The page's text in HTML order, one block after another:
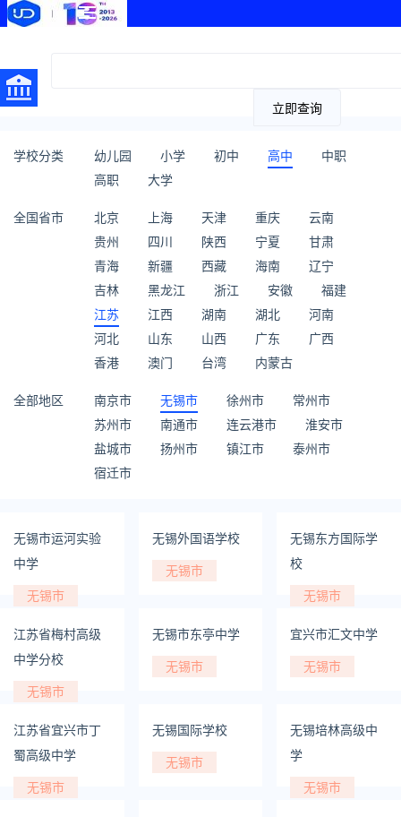
立即查询
学校分类 幼儿园 小学 初中 高中
中职
高职
大学
全国省市 北京 上海 天津 重庆
云南
贵州
四川 陕西 宁夏
甘肃
青海
新疆 西藏 海南
辽宁
吉林
黑龙江 浙江 安徽
福建
江苏
江西 湖南 湖北
河南
河北
山东 山西 广东
广西
香港
澳门 台湾 内蒙古
全部地区 南京市 无锡市 徐州市
常州市
苏州市
南通市 连云港市
淮安市
盐城市
扬州市 镇江市
泰州市
宿迁市
无锡市运河实验
中学
无锡市
无锡外国语学校
无锡市
无锡东方国际学
校
无锡市
江苏省梅村高级
中学分校
无锡市
无锡市东亭中学
无锡市
宜兴市汇文中学
无锡市
江苏省宜兴市丁
蜀高级中学
无锡市
无锡国际学校
无锡市
无锡培林高级中
学
无锡市